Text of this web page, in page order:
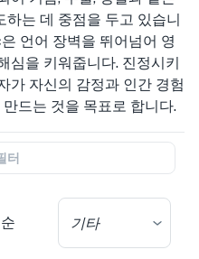
는 데 중점을 두고 있습니
언어 장벽을 뛰어넘어 영
심을 키워줍니다. 진정시키
가 자신의 감정과 인간 경험
드는 것을 목표로 합니다.
터
기타